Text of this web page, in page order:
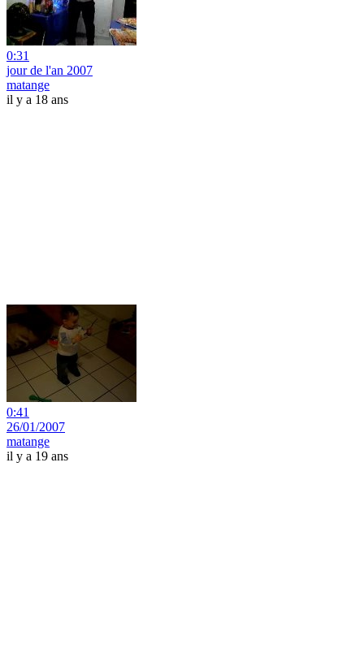
0:31
jour de l'an 2007
matange
il y a 18 ans
0:41
26/01/2007
matange
il y a 19 ans